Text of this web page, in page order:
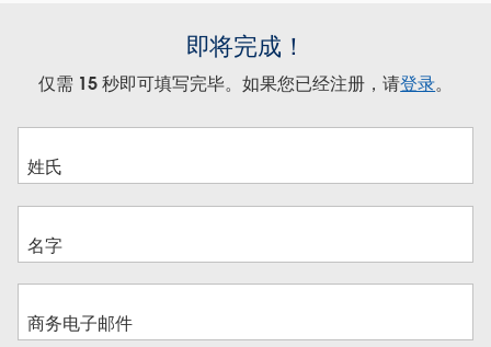
即将完成！
仅需 15 秒即可填写完毕。如果您已经注册，请登录。